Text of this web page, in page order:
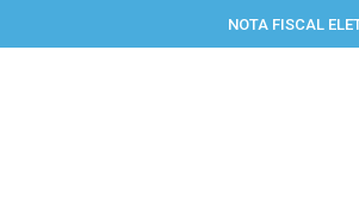
NOTA FISCAL